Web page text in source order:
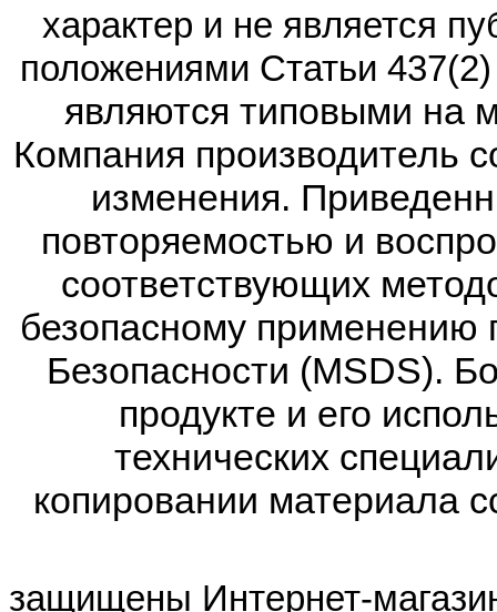
характер и не является
положениями Статьи
являются типовыми на
Компания производитель
изменения.
повторяемостью и
соответствующих
безопасному применению
Безопасности (MSDS).
продукте и его
технических
копировании материала
защищены Интернет-